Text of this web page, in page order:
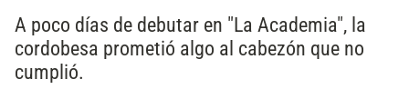
A poco días de debutar en "La Academia", la
cordobesa prometió algo al cabezón que no
cumplió.